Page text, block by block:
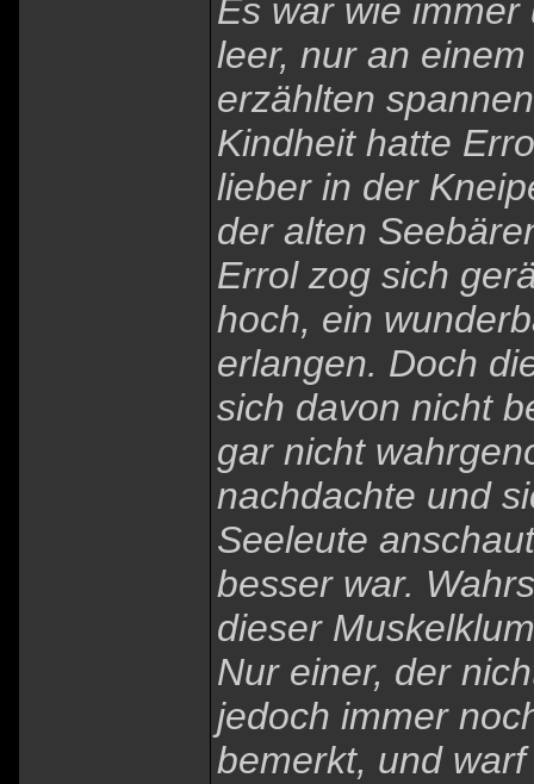
Es war wie
leer, nur an
erzählten
Kindheit hatte
lieber in der
der alten
Errol zog sich
hoch, ein
erlangen. Doch
sich davon nicht
gar nicht
nachdachte und
Seeleute
besser war.
dieser
Nur einer, der
jedoch immer
bemerkt, und